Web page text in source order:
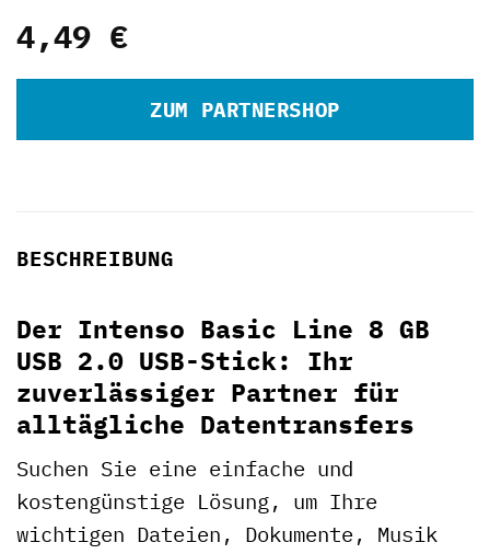
4,49 €
ZUM PARTNERSHOP
BESCHREIBUNG
Der Intenso Basic Line 8 GB
USB 2.0 USB-Stick: Ihr
zuverlässiger Partner für
alltägliche Datentransfers
Suchen Sie eine einfache und
kostengünstige Lösung, um Ihre
wichtigen Dateien, Dokumente, Musik